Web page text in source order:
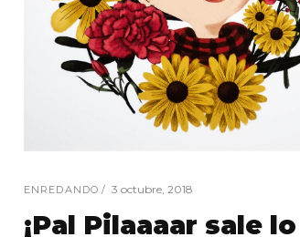
ENREDANDO 3 octubre, 2018
¡Pal Pilaaaar sale lo